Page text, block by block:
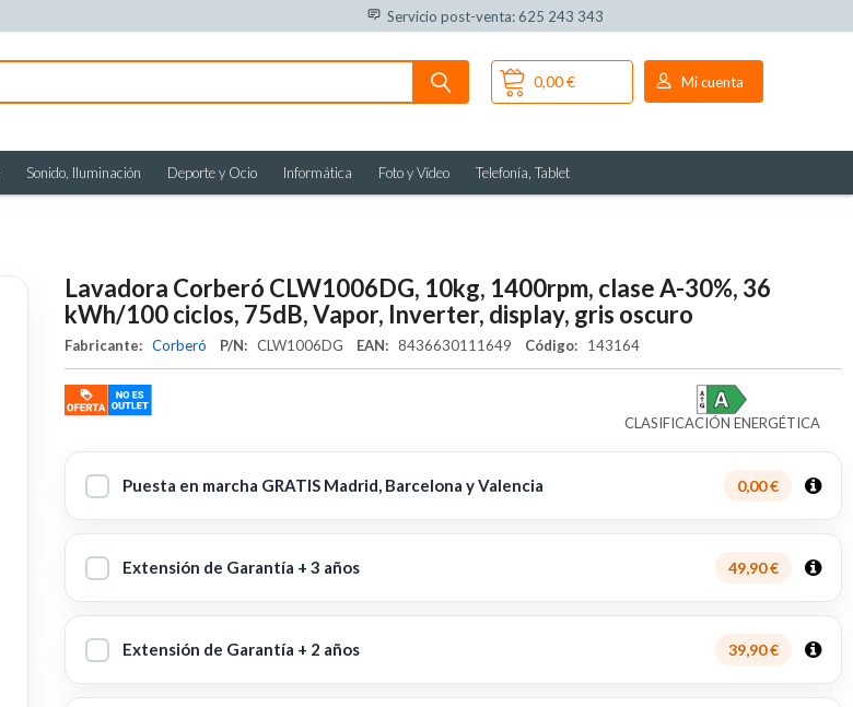
Servicio post-venta: 625 243 343
0,00 € Mi cuenta
Sonido, Iluminación Deporte y Ocio Informática Foto y Vídeo Telefonía, Tablet
Lavadora Corberó CLW1006DG, 10kg, 1400rpm, clase A-30%, 36
kWh/100 ciclos, 75dB, Vapor, Inverter, display, gris oscuro
Fabricante: Corberó P/N: CLW1006DG EAN: 8436630111649 Código: 143164
CLASIFICACIÓN ENERGÉTICA
Puesta en marcha GRATIS Madrid, Barcelona y Valencia 0,00 €
Extensión de Garantía + 3 años 49,90 €
Extensión de Garantía + 2 años 39,90 €